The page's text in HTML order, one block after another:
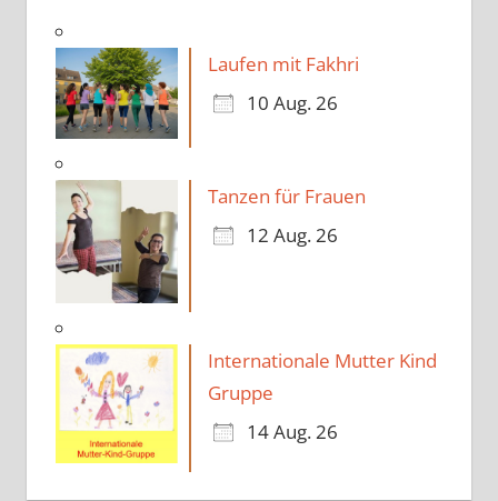
Laufen mit Fakhri
10 Aug. 26
Tanzen für Frauen
12 Aug. 26
Internationale Mutter Kind
Gruppe
14 Aug. 26